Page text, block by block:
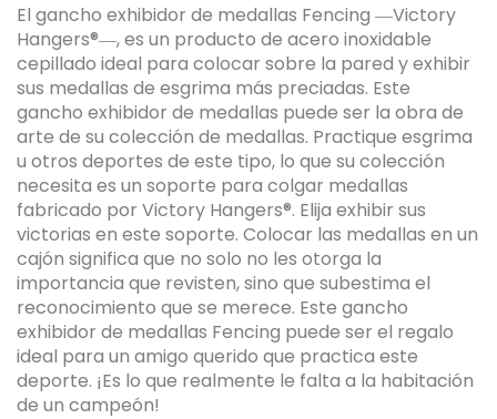
El gancho exhibidor de medallas Fencing ―Victory
Hangers®―, es un producto de acero inoxidable
cepillado ideal para colocar sobre la pared y exhibir
sus medallas de esgrima más preciadas. Este
gancho exhibidor de medallas puede ser la obra de
arte de su colección de medallas. Practique esgrima
u otros deportes de este tipo, lo que su colección
necesita es un soporte para colgar medallas
fabricado por Victory Hangers®. Elija exhibir sus
victorias en este soporte. Colocar las medallas en un
cajón significa que no solo no les otorga la
importancia que revisten, sino que subestima el
reconocimiento que se merece. Este gancho
exhibidor de medallas Fencing puede ser el regalo
ideal para un amigo querido que practica este
deporte. ¡Es lo que realmente le falta a la habitación
de un campeón!